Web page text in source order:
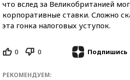
что вслед за Великобританией
корпоративные ставки. Сложно
эта гонка налоговых уступок.
0 0 Подпишись
РЕКОМЕНДУЕМ: